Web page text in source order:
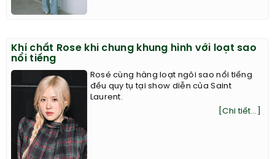
Khí chất Rose khi chung khung hình với loạt sao
nổi tiếng
Rosé cùng hàng loạt ngôi sao nổi tiếng
đều quy tụ tại show diễn của Saint
Laurent.
[Chi tiết...]